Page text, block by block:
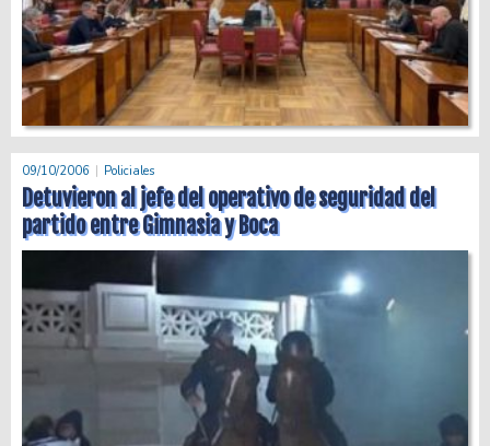
09/10/2006 Policiales
Detuvieron al jefe del operativo de seguridad del
partido entre Gimnasia y Boca